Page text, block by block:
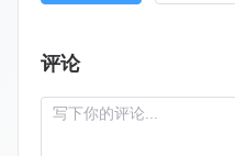
评论